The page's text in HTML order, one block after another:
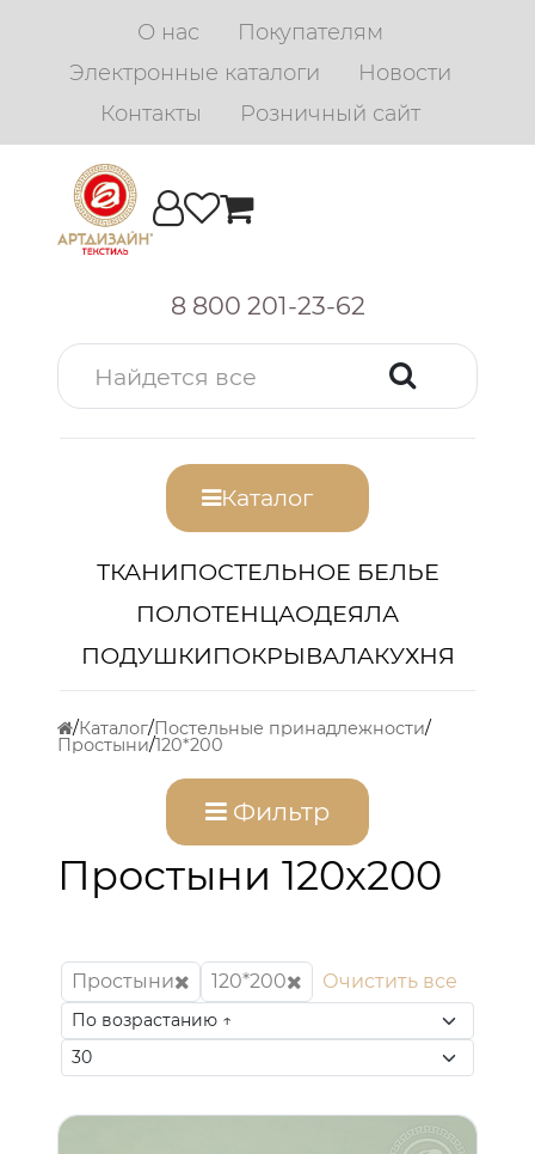
О нас
Покупателям
Электронные каталоги
Новости
Контакты
Розничный сайт
8 800 201-23-62
Каталог
ТКАНИПОСТЕЛЬНОЕ БЕЛЬЕ
ПОЛОТЕНЦАОДЕЯЛА
ПОДУШКИПОКРЫВАЛАКУХНЯ
Каталог Постельные принадлежности
Простыни 120*200
Фильтр
Простыни 120x200
Простыни 120*200 Очистить все